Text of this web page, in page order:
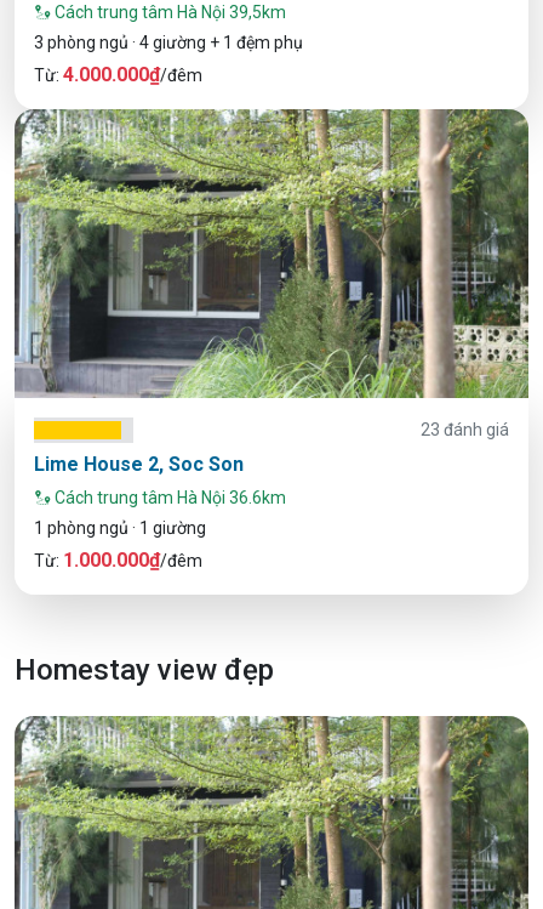
Cách trung tâm Hà Nội 39,5km
3 phòng ngủ · 4 giường + 1 đệm phụ
Từ: 4.000.000₫/đêm
23 đánh giá
Lime House 2, Soc Son
Cách trung tâm Hà Nội 36.6km
1 phòng ngủ · 1 giường
Từ: 1.000.000₫/đêm
Homestay view đẹp